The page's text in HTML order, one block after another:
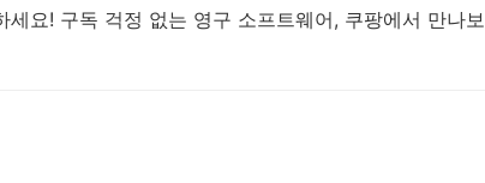
요! 구독 걱정 없는 영구 소프트웨어, 쿠팡에서 만나보